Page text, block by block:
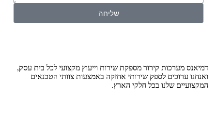
שליחה
דמיאנס מערכות קירור מספקת שירות וייעוץ מקצועי לכל בית עסק,
ואנחנו ערוכים לספק שירותי אחזקה באמצעות צוותי הטכנאים
המקצועיים שלנו בכל חלקי הארץ.